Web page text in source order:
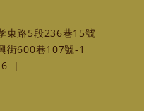
東路5段236巷15號
街600巷107號-1
|